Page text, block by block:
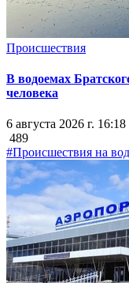
Происшествия
В водоемах
человека
6 августа 2026 г. 16:18
489
#Происшествия на